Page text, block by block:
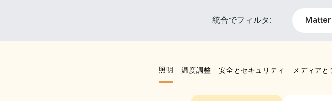
統合でフィルタ: Matter
照明 温度調整 安全とセキュリティ メディアと